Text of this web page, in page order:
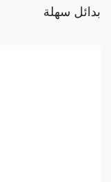
بدائل سهلة